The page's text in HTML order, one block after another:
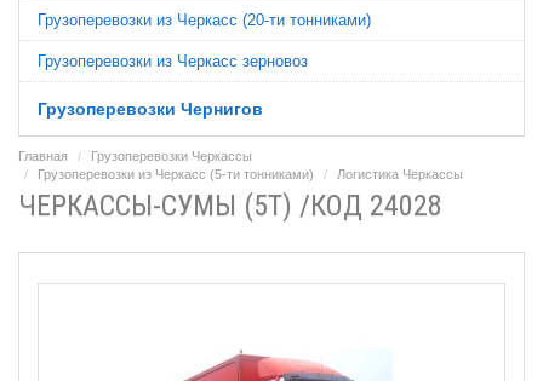
Грузоперевозки из Черкасс (20-ти тонниками)
Грузоперевозки из Черкасс зерновоз
Грузоперевозки Чернигов
Главная
Грузоперевозки Черкассы
Грузоперевозки из Черкасс (5-ти тонниками)
Логистика Черкассы
ЧЕРКАССЫ-СУМЫ (5Т) /КОД 24028